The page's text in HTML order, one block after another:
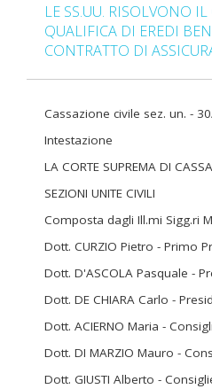
LE SS.UU. RISOLVONO
QUALIFICA DI EREDI
CONTRATTO DI
Cassazione civile sez. un. -
Intestazione
LA CORTE SUPREMA DI
SEZIONI UNITE CIVILI
Composta dagli Ill.mi Sigg.ri
Dott. CURZIO Pietro - Primo
Dott. D'ASCOLA Pasquale -
Dott. DE CHIARA Carlo -
Dott. ACIERNO Maria -
Dott. DI MARZIO Mauro -
Dott. GIUSTI Alberto -